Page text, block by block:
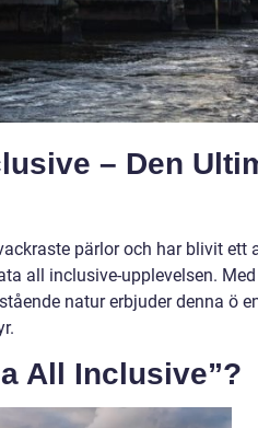
– Den
pärlor och har blivit ett
all inclusive-upplevelsen.
natur erbjuder denna ö
All Inclusive”?